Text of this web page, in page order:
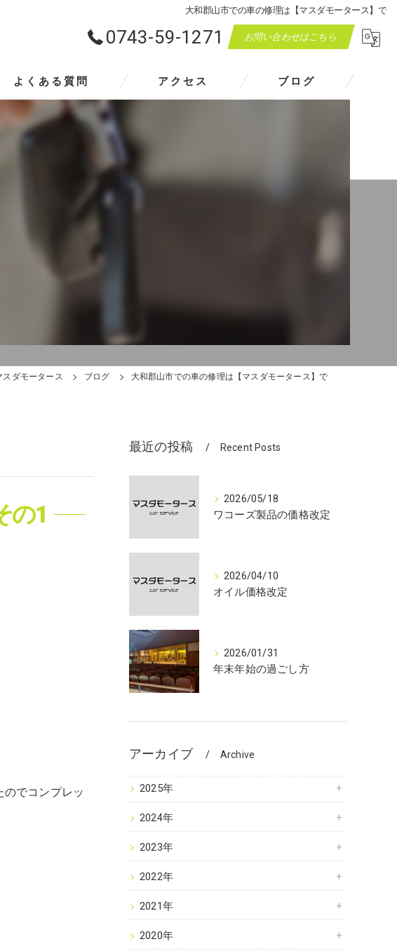
大和郡山市での車の修理は【マスダモータース】で
0743-59-1271 お問い合わせはこちら
よくある質問 アクセス ブログ
スダモータース ブログ 大和郡山市での車の修理は【マスダモータース】で
1
でコンプレッ
最近の投稿 Recent Posts
2026/05/18
ワコーズ製品の価格改定
2026/04/10
オイル価格改定
2026/01/31
年末年始の過ごし方
アーカイブ Archive
2025年
2024年
2023年
2022年
2021年
2020年